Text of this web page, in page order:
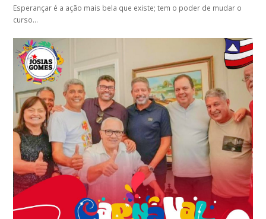
Esperançar é a ação mais bela que existe; tem o poder de mudar o
curso…